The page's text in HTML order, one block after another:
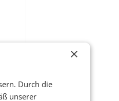
×
Durch die
unserer